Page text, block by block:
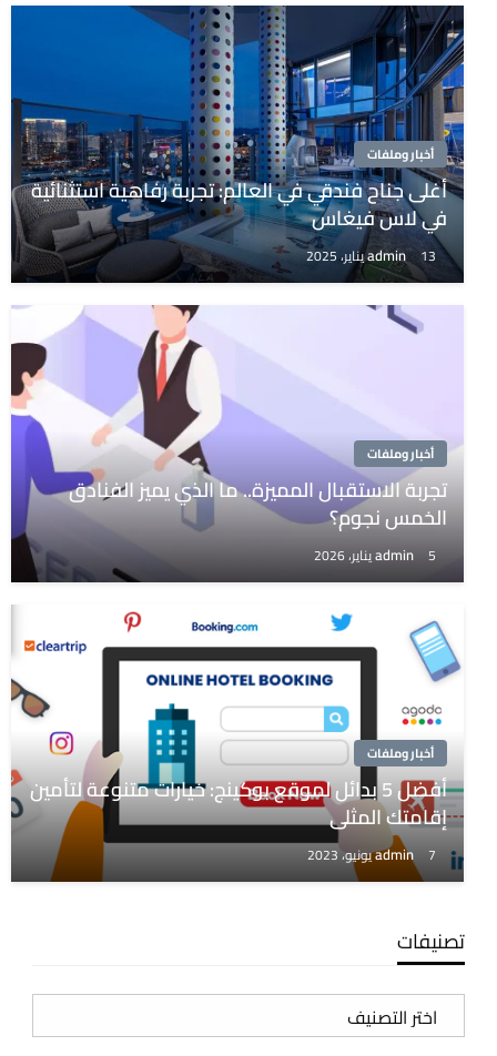
أخبار وملفات
أغلى جناح فندقي في العالم: تجربة رفاهية استثنائية
في لاس فيغاس
admin 13 يناير، 2025
أخبار وملفات
تجربة الاستقبال المميزة.. ما الذي يميز الفنادق
الخمس نجوم؟
admin 5 يناير، 2026
أخبار وملفات
أفضل 5 بدائل لموقع بوكينج: خيارات متنوعة لتأمين
إقامتك المثلى
admin 7 يونيو، 2023
تصنيفات
تصنيفات